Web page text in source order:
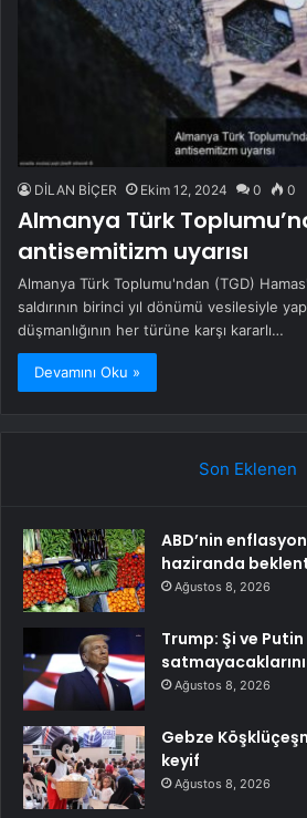
DİLAN BİÇER Ekim 12, 2024 0 0
Almanya Türk
antisemitizm uyarısı
Almanya Türk Toplumu'ndan (TGD)
saldırının birinci yıl dönümü vesilesiyle
düşmanlığının her türüne karşı kararlı…
Devamını Oku »
Son Eklenen
ABD’nin
haziranda
Ağustos 8, 2026
Trump: Şi ve
Ağustos 8, 2026
Gebze
keyif
Ağustos 8, 2026